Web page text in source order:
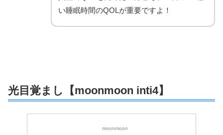
い睡眠時間のQOLが重要ですよ！
光目覚まし【moonmoon inti4】
moonmoon